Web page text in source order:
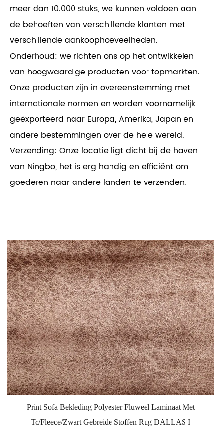
meer dan 10.000 stuks, we kunnen voldoen aan
de behoeften van verschillende klanten met
verschillende aankoophoeveelheden.
Onderhoud: we richten ons op het ontwikkelen
van hoogwaardige producten voor topmarkten.
Onze producten zijn in overeenstemming met
internationale normen en worden voornamelijk
geëxporteerd naar Europa, Amerika, Japan en
andere bestemmingen over de hele wereld.
Verzending: Onze locatie ligt dicht bij de haven
van Ningbo, het is erg handig en efficiënt om
goederen naar andere landen te verzenden.
Print Sofa Bekleding Polyester Fluweel Laminaat Met
Tc/Fleece/Zwart Gebreide Stoffen Rug DALLAS I